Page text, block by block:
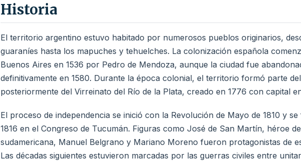
Historia
El territorio argentino estuvo habitado por numerosos pueblos originarios,
guaraníes hasta los mapuches y tehuelches. La colonización española
Buenos Aires en 1536 por Pedro de Mendoza, aunque la ciudad fue
definitivamente en 1580. Durante la época colonial, el territorio formó parte
posteriormente del Virreinato del Río de la Plata, creado en 1776 con capital
El proceso de independencia se inició con la Revolución de Mayo de 1810 y
1816 en el Congreso de Tucumán. Figuras como José de San Martín, héroe
sudamericana, Manuel Belgrano y Mariano Moreno fueron protagonistas de
Las décadas siguientes estuvieron marcadas por las guerras civiles entre